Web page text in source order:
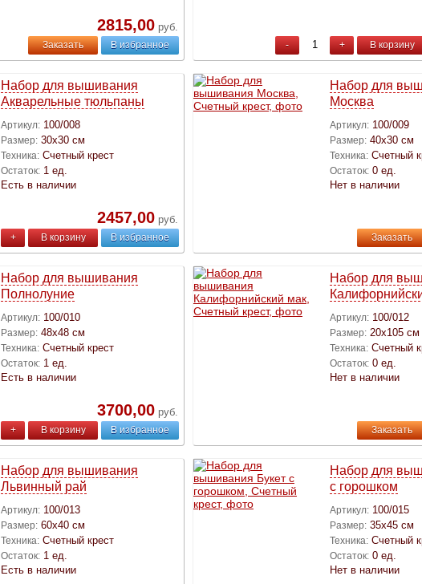
2815,00 руб.
Заказать В избранное - + В корзину
Набор для вышивания
Акварельные тюльпаны
Артикул: 100/008
Размер: 30х30 см
Техника: Счетный крест
Остаток: 1 ед.
Есть в наличии
2457,00 руб.
+ В корзину В избранное
Набор для
Москва
Артикул: 100/009
Размер: 40х30 см
Техника: Счетный
Остаток: 0 ед.
Нет в наличии
Заказать
Набор для вышивания
Полнолуние
Артикул: 100/010
Размер: 48х48 см
Техника: Счетный крест
Остаток: 1 ед.
Есть в наличии
3700,00 руб.
+ В корзину В избранное
Набор для
Артикул: 100/012
Размер: 20х105 см
Техника: Счетный
Остаток: 0 ед.
Нет в наличии
Заказать
Набор для вышивания
Львинный рай
Артикул: 100/013
Размер: 60х40 см
Техника: Счетный крест
Остаток: 1 ед.
Есть в наличии
Набор для
с горошком
Артикул: 100/015
Размер: 35х45 см
Техника: Счетный
Остаток: 0 ед.
Нет в наличии